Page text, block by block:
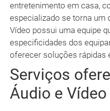
entretenimento em casa,
especializado se torna um
Vídeo possui uma equipe
especificidades dos
oferecer soluções rápidas
Serviços
Áudio e Vídeo